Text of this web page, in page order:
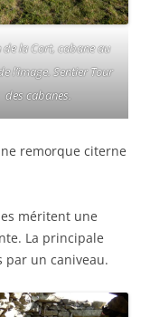
de la Cort, cabane au
l’image. Sentier Tour
des cabanes.
remorque citerne
méritent une
La principale
par un caniveau.